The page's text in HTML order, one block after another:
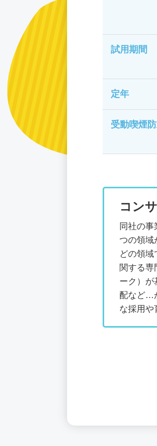
試用期間
定年
受動喫煙
コン
同社の
つの領域
どの領
関する専
ーク）が
配など…
な採用や